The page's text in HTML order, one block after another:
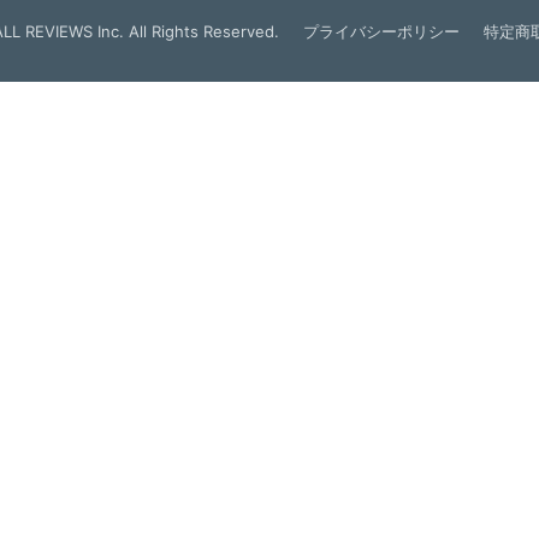
REVIEWS Inc. All Rights Reserved. プライバシーポリシー 特定商